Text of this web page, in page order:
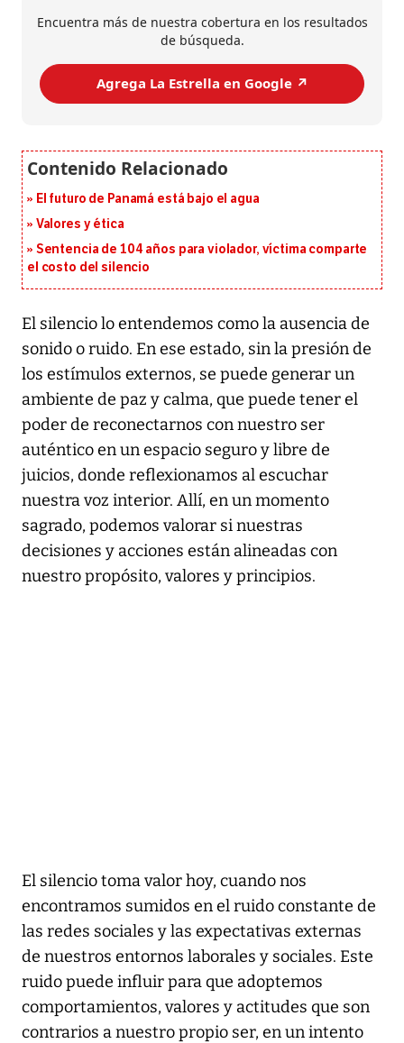
Encuentra más de nuestra cobertura en los resultados
de búsqueda.
Agrega La Estrella en Google ↗️
El futuro de Panamá está bajo el agua
Valores y ética
Sentencia de 104 años para violador, víctima comparte
el costo del silencio
El silencio lo entendemos como la ausencia de
sonido o ruido. En ese estado, sin la presión de
los estímulos externos, se puede generar un
ambiente de paz y calma, que puede tener el
poder de reconectarnos con nuestro ser
auténtico en un espacio seguro y libre de
juicios, donde reflexionamos al escuchar
nuestra voz interior. Allí, en un momento
sagrado, podemos valorar si nuestras
decisiones y acciones están alineadas con
nuestro propósito, valores y principios.
El silencio toma valor hoy, cuando nos
encontramos sumidos en el ruido constante de
las redes sociales y las expectativas externas
de nuestros entornos laborales y sociales. Este
ruido puede influir para que adoptemos
comportamientos, valores y actitudes que son
contrarios a nuestro propio ser, en un intento